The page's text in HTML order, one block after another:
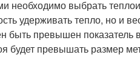
необходимо выбрать
удерживать тепло, но и
быть превышен показатель
будет превышать размер